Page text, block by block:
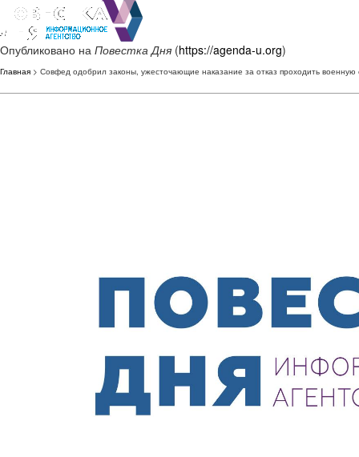
Опубликовано на Повестка Дня (https://agenda-u.org)
Главная > Совфед одобрил законы, ужесточающие наказание за отказ проходить